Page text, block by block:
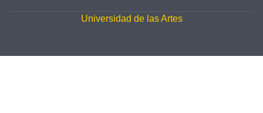
Universidad de las Artes